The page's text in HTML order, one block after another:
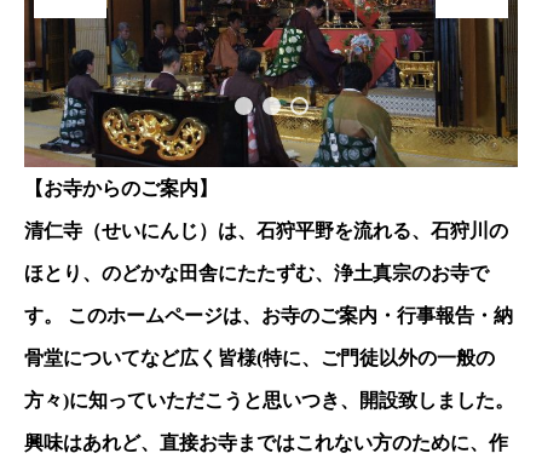
【お寺からのご案内】
清仁寺（せいにんじ）は、石狩平野を流れる、石狩川の
ほとり、のどかな田舎にたたずむ、浄土真宗のお寺で
す。 このホームページは、お寺のご案内・行事報告・納
骨堂についてなど広く皆様(特に、ご門徒以外の一般の
方々)に知っていただこうと思いつき、開設致しました。
興味はあれど、直接お寺まではこれない方のために、作